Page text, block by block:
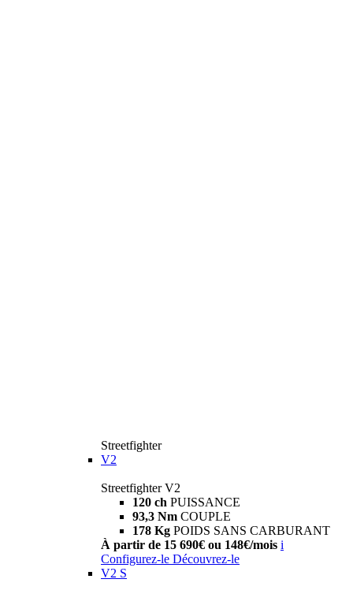
Streetfighter
V2
Streetfighter V2
120 ch PUISSANCE
93,3 Nm COUPLE
178 Kg POIDS SANS CARBURANT
À partir de 15 690€ ou 148€/mois i
Configurez-le Découvrez-le
V2 S